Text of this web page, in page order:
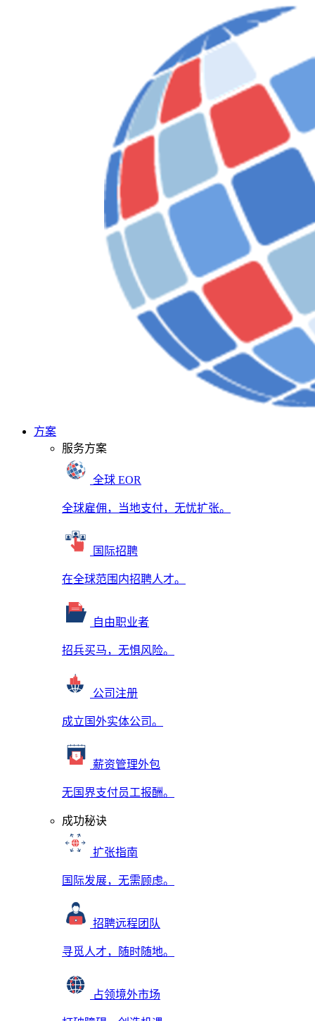
方案
服务方案
全球 EOR
全球雇佣，当地支付，无忧扩张。
国际招聘
在全球范围内招聘人才。
自由职业者
招兵买马，无惧风险。
公司注册
成立国外实体公司。
薪资管理外包
无国界支付员工报酬。
成功秘诀
扩张指南
国际发展，无需顾虑。
招聘远程团队
寻觅人才，随时随地。
占领境外市场